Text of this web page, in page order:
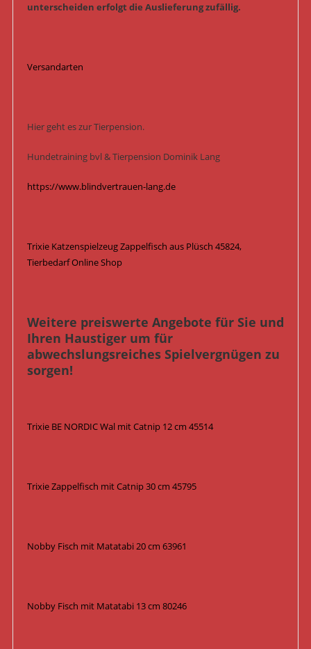
unterscheiden erfolgt die Auslieferung zufällig.
Versandarten
Hier geht es zur Tierpension.
Hundetraining bvl & Tierpension Dominik Lang
https://www.blindvertrauen-lang.de
Trixie Katzenspielzeug Zappelfisch aus Plüsch 45824,
Tierbedarf Online Shop
Weitere preiswerte Angebote für Sie und
Ihren Haustiger um für
abwechslungsreiches Spielvergnügen zu
sorgen!
Trixie BE NORDIC Wal mit Catnip 12 cm 45514
Trixie Zappelfisch mit Catnip 30 cm 45795
Nobby Fisch mit Matatabi 20 cm 63961
Nobby Fisch mit Matatabi 13 cm 80246